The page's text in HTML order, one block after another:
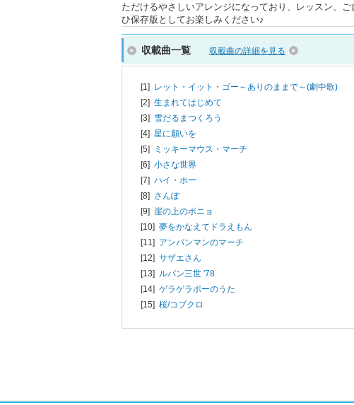
ただけるやさしいアレンジになっており、レッスン、
ひ保存版としてお楽しみください♪
収載曲一覧 収載曲の詳細を見る
[1] レット・イット・ゴー～ありのままで～(劇中歌)
[2] 生まれてはじめて
[3] 雪だるまつくろう
[4] 星に願いを
[5]
ミッキーマウス・マーチ
[6] 小さな世界
[7] ハイ・ホー
[8] さんぽ
[9] 崖の上のポニョ
[10] 夢をかなえてドラえもん
[11] アンパンマンのマーチ
[12] サザエさん
[13] ルパン三世 '78
[14] ゲラゲラポーのうた
[15] 桜/コブクロ